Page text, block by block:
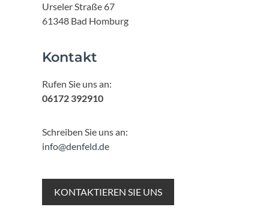
Urseler Straße 67
61348 Bad Homburg
Kontakt
Rufen Sie uns an:
06172 392910
Schreiben Sie uns an:
info@denfeld.de
KONTAKTIEREN SIE UNS